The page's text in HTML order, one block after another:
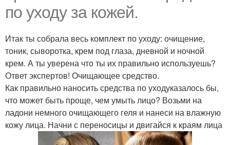
по уходу за кожей.
Итак ты собрала весь комплект по уходу: очищение,
тоник, сыворотка, крем под глаза, дневной и ночной
крем. А ты уверена что ты их правильно используешь?
Ответ экспертов! Очищающее средство.
Как правильно наносить средства по уходуказалось бы,
что может быть проще, чем умыть лицо? Возьми на
ладони немного очищающего геля и нанеси на влажную
кожу лица. Начни с переносицы и двигайся к краям лица